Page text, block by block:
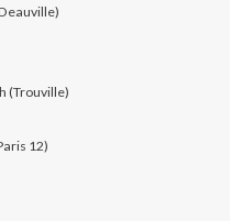
(Trouville)
12)